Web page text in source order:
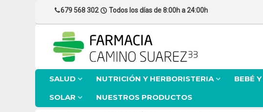
679 568 302 Todos los días de 8:00h a 24:00h
SALUD NUTRICIÓN Y HERBORISTERIA BEBÉ
SOLAR
NUESTROS PRODUCTOS